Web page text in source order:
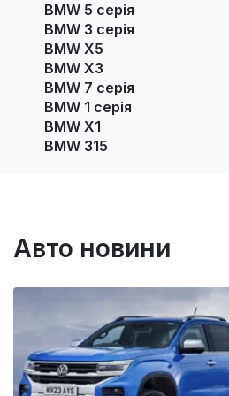
BMW 5 серія
BMW 3 серія
BMW X5
BMW X3
BMW 7 серія
BMW 1 серія
BMW X1
BMW 315
Авто новини